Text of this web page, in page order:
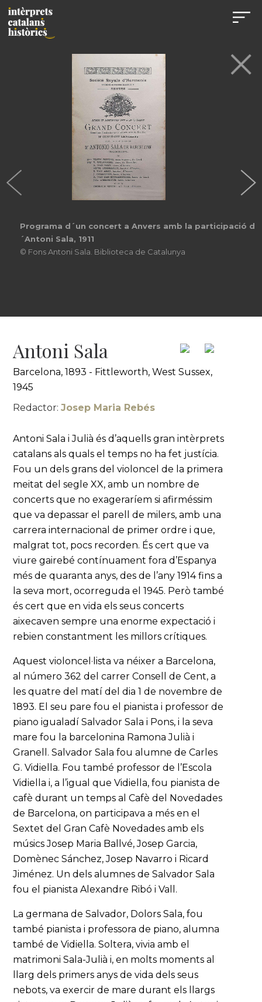
Programa d´un concert a Anvers amb la participació d
´Antoni Sala, 1911
© Fons Antoni Sala. Biblioteca de Catalunya
Antoni Sala
Barcelona, 1893 - Fittleworth, West Sussex,
1945
Redactor:Josep Maria Rebés
Antoni Sala i Julià és d’aquells gran intèrprets
catalans als quals el temps no ha fet justícia.
Fou un dels grans del violoncel de la primera
meitat del segle XX, amb un nombre de
concerts que no exageraríem si afirméssim
que va depassar el parell de milers, amb una
carrera internacional de primer ordre i que,
malgrat tot, pocs recorden. És cert que va
viure gairebé contínuament fora d’Espanya
més de quaranta anys, des de l’any 1914 fins a
la seva mort, ocorreguda el 1945. Però també
és cert que en vida els seus concerts
aixecaven sempre una enorme expectació i
rebien constantment les millors crítiques.
Aquest violoncel·lista va néixer a Barcelona,
al número 362 del carrer Consell de Cent, a
les quatre del matí del dia 1 de novembre de
1893. El seu pare fou el pianista i professor de
piano igualadí Salvador Sala i Pons, i la seva
mare fou la barcelonina Ramona Julià i
Granell. Salvador Sala fou alumne de Carles
G. Vidiella. Fou també professor de l’Escola
Vidiella i, a l’igual que Vidiella, fou pianista de
cafè durant un temps al Cafè del Novedades
de Barcelona, on participava a més en el
Sextet del Gran Cafè Novedades amb els
músics Josep Maria Ballvé, Josep Garcia,
Domènec Sánchez, Josep Navarro i Ricard
Jiménez. Un dels alumnes de Salvador Sala
fou el pianista Alexandre Ribó i Vall.
La germana de Salvador, Dolors Sala, fou
també pianista i professora de piano, alumna
també de Vidiella. Soltera, vivia amb el
matrimoni Sala-Julià i, en molts moments al
llarg dels primers anys de vida dels seus
nebots, va exercir de mare durant els llargs